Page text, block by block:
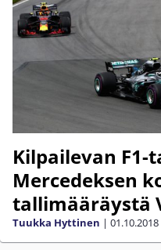
Kilpailevan
Mercedeksen
tallimääräystä
Tuukka Hyttinen | 01.10.2018